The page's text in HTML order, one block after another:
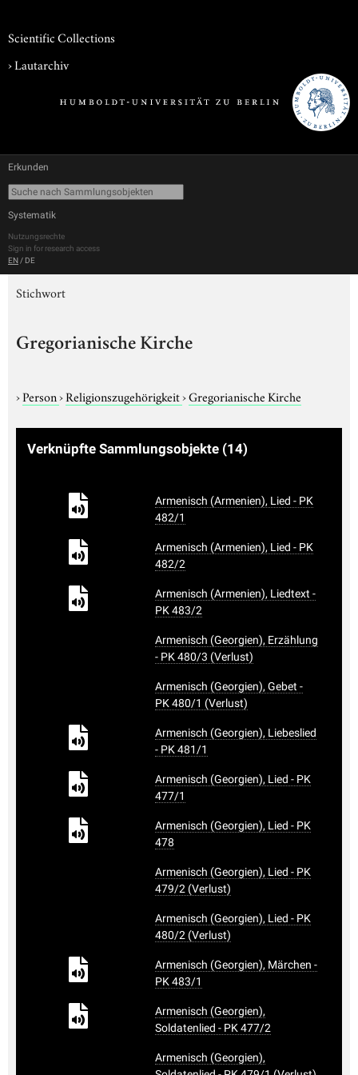
Scientific Collections
›Lautarchiv
Erkunden
Systematik
Nutzungsrechte
Sign in for research access
EN / DE
Stichwort
Gregorianische Kirche
›Person›Religionszugehörigkeit›Gregorianische Kirche
Verknüpfte Sammlungsobjekte (14)
Armenisch (Armenien), Lied - PK
482/1
Armenisch (Armenien), Lied - PK
482/2
Armenisch (Armenien), Liedtext -
PK 483/2
Armenisch (Georgien), Erzählung
- PK 480/3 (Verlust)
Armenisch (Georgien), Gebet -
PK 480/1 (Verlust)
Armenisch (Georgien), Liebeslied
- PK 481/1
Armenisch (Georgien), Lied - PK
477/1
Armenisch (Georgien), Lied - PK
478
Armenisch (Georgien), Lied - PK
479/2 (Verlust)
Armenisch (Georgien), Lied - PK
480/2 (Verlust)
Armenisch (Georgien), Märchen -
PK 483/1
Armenisch (Georgien),
Soldatenlied - PK 477/2
Armenisch (Georgien),